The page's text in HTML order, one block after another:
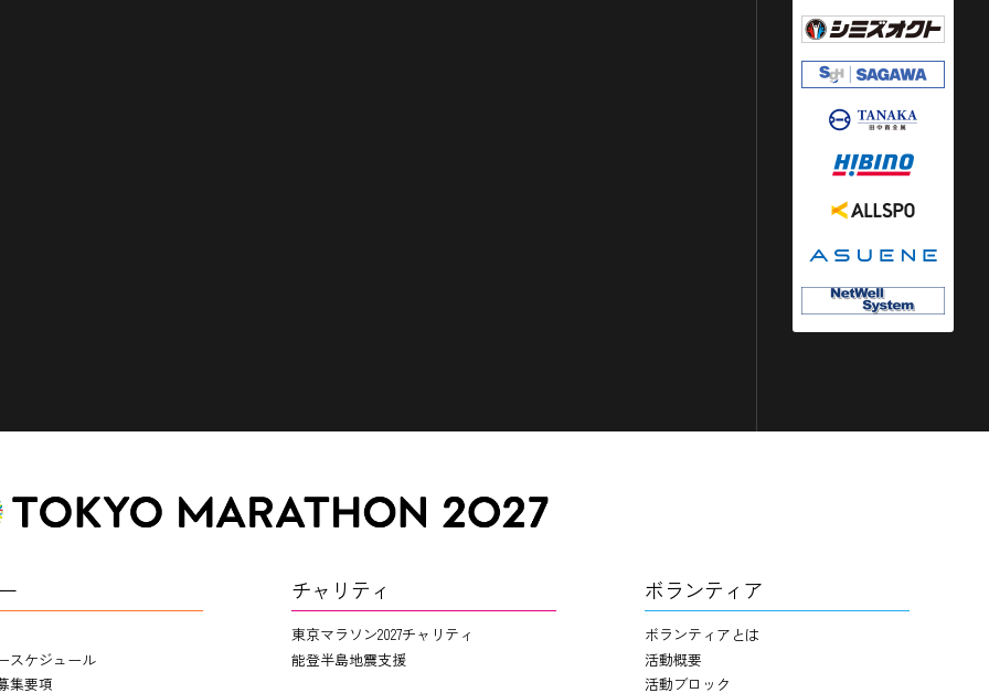
スケジュール
集要項
チャリティ
東京マラソン2027チャリティ
能登半島地震支援
ボランティア
ボランティアとは
活動概要
活動ブロック